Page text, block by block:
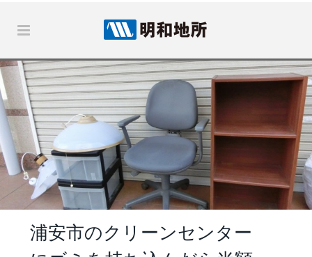
浦安市のクリーンセンター